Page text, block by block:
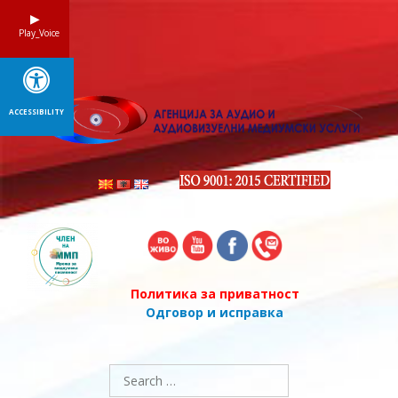
Политика за приватност
Одговор и исправка
Search
for:
Play_Voice
ACCESSIBILITY